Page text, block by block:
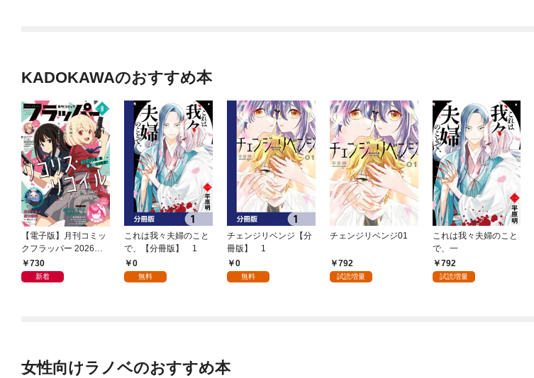
KADOKAWAのおすすめ本
【電子版】月刊コミッ
クフラッパー 2026年9
月号730
新着
これは我々夫婦のこと
で、【分冊版】 1
0
無料
チェンジリベンジ【分
冊版】 1
0
無料
チェンジリベンジ01
792
試読増量
これは我々夫婦のこと
で、一
792
試読増量
女性向けラノベのおすすめ本